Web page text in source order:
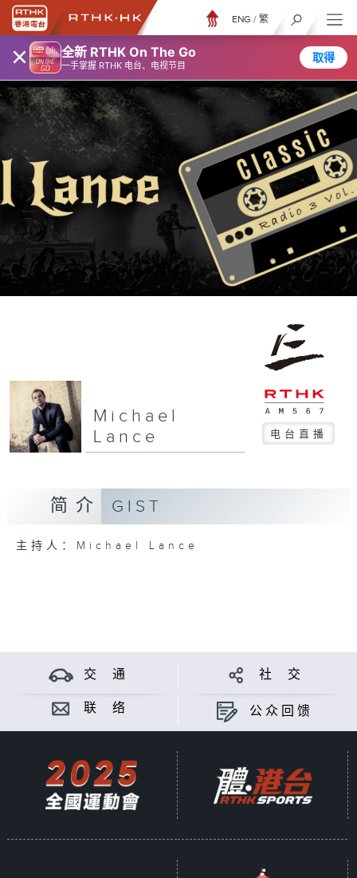
× 全新 RTHK On The Go
一手掌握 RTHK 电台、电视节目
取得
ENG / 繁
Michael
Lance
电台直播
简介 GIST
主持人：Michael Lance
交 通 社 交
联 络 公众回馈